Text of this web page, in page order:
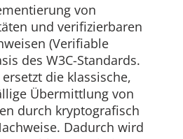
von
und verifizierbaren
(Verifiable
des W3C-Standards.
die klassische,
Übermittlung von
durch kryptografisch
Dadurch wird